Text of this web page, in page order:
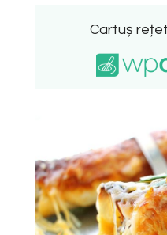
Cartuș